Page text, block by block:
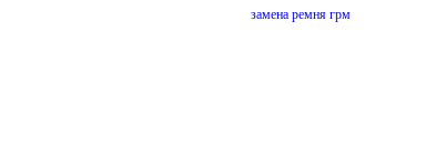
замена ремня грм